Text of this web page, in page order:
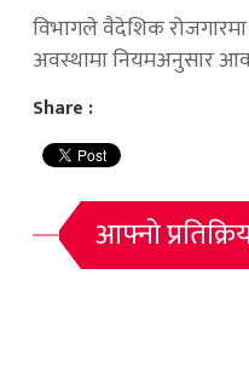
विभागले वैदेशिक
अवस्थामा नियमअनुसार
Share :
आफ्नो